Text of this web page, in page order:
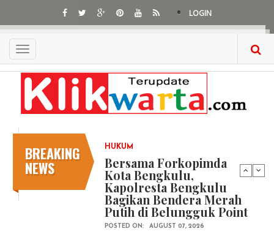
main
content
LOGIN
Toggle
navigation
BREAKING
NEWS
HUKUM
Bersama Forkopimda
Kota Bengkulu,
Kapolresta Bengkulu
Bagikan Bendera Merah
Putih di Belungguk Point
POSTED ON: AUGUST 07, 2026